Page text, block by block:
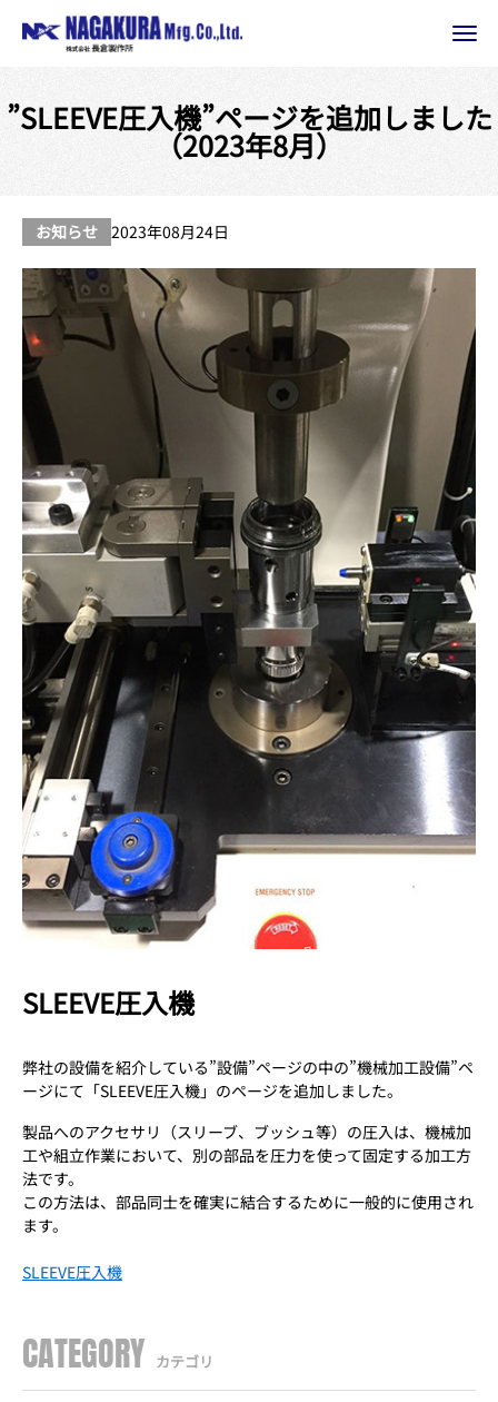
”SLEEVE圧入機”ページを追加しました
（2023年8月）
お知らせ 2023年08月24日
SLEEVE圧入機
弊社の設備を紹介している”設備”ページの中の”機械加工設備”ペ
ージにて「SLEEVE圧入機」のページを追加しました。
製品へのアクセサリ（スリーブ、ブッシュ等）の圧入は、機械加
工や組立作業において、別の部品を圧力を使って固定する加工方
法です。
この方法は、部品同士を確実に結合するために一般的に使用され
ます。
SLEEVE圧入機
CATEGORY カテゴリ